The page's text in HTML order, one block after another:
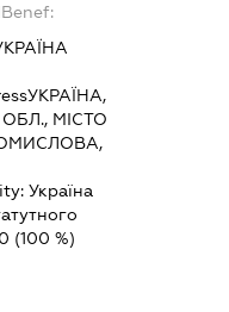
УКРАЇНА,
МІСТО
Україна
(100 %)